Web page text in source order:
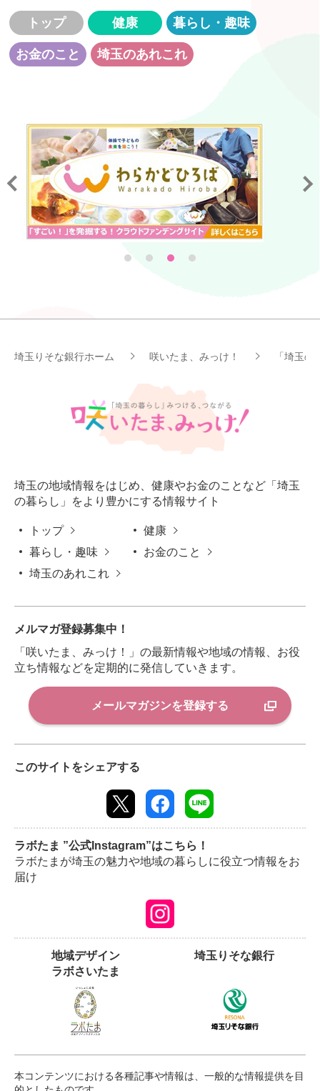
トップ 健康 暮らし・趣味
お金のこと 埼玉のあれこれ
埼玉りそな銀行ホーム 咲いたま、みっけ！ 「埼玉
埼玉の地域情報をはじめ、健康やお金のことなど「埼玉
の暮らし」をより豊かにする情報サイト
トップ
健康
暮らし・趣味
お金のこと
埼玉のあれこれ
メルマガ登録募集中！
「咲いたま、みっけ！」の最新情報や地域の情報、お役
立ち情報などを定期的に発信していきます。
メールマガジンを登録する
このサイトをシェアする
ラボたま ”公式Instagram”はこちら！
ラボたまが埼玉の魅力や地域の暮らしに役立つ情報をお
届け
地域デザイン
ラボさいたま
埼玉りそな銀行
本コンテンツにおける各種記事や情報は、一般的な情報提供を目